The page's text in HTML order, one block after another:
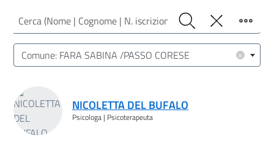
Cerca (Nome | Cognome | N. iscrizione)
Cerca PulisciFiltro
Luogo (CAP | Comune | Provincia)
×
Comune: FARA SABINA /PASSO CORESE
NICOLETTA DEL BUFALO
Psicologa | Psicoterapeuta